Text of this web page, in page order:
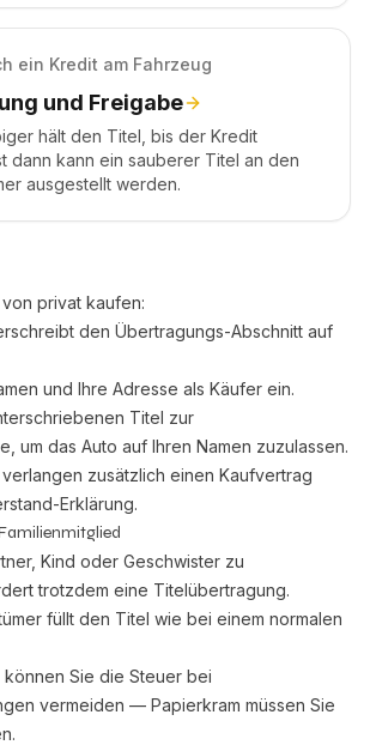
ein Kredit am Fahrzeug
und Freigabe
hält den Titel, bis der Kredit
dann kann ein sauberer Titel an den
ausgestellt werden.
privat kaufen:
den Übertragungs-Abschnitt auf
und Ihre Adresse als Käufer ein.
Titel zur
um das Auto auf Ihren Namen zuzulassen.
zusätzlich einen Kaufvertrag
Erklärung.
Kind oder Geschwister zu
trotzdem eine Titelübertragung.
füllt den Titel wie bei einem normalen
Sie die Steuer bei
vermeiden — Papierkram müssen Sie